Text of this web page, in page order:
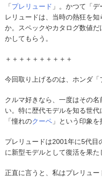
「プレリュード 」。かつて「
レリュードは、当時の熱狂を
か。スペックやカタログ数値
かしてもらう。
＋＋＋＋＋＋＋＋＋＋
今回取り上げるのは、ホンダ「
クルマ好きなら、一度はその
い。特に歴代モデルを知る世
「憧れのクーペ 」という印象を
プレリュードは2001年に5代目
に新型モデルとして復活を果た
正直に言うと、私はプレリュ